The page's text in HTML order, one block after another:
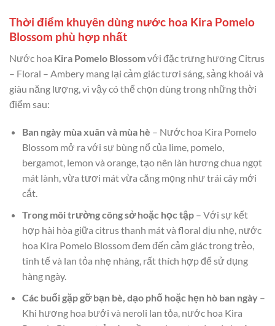
Thời điểm khuyên dùng nước hoa Kira Pomelo
Blossom phù hợp nhất
Nước hoa Kira Pomelo Blossomvới đặc trưng hương Citrus
– Floral – Ambery mang lại cảm giác tươi sáng, sảng khoái và
giàu năng lượng, vì vậy có thể chọn dùng trong những thời
điểm sau:
Ban ngày mùa xuân và mùa hè – Nước hoa Kira Pomelo
Blossom mở ra với sự bùng nổ của lime, pomelo,
bergamot, lemon và orange, tạo nên làn hương chua ngọt
mát lành, vừa tươi mát vừa căng mọng như trái cây mới
cắt.
Trong môi trường công sở hoặc học tập– Với sự kết
hợp hài hòa giữa citrus thanh mát và floral dịu nhẹ, nước
hoa Kira Pomelo Blossom đem đến cảm giác trong trẻo,
tinh tế và lan tỏa nhẹ nhàng, rất thích hợp để sử dụng
hàng ngày.
Các buổi gặp gỡ bạn bè, dạo phố hoặc hẹn hò ban ngày–
Khi hương hoa bưởi và neroli lan tỏa, nước hoa Kira